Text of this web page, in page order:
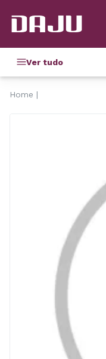
Ver tudo
Home